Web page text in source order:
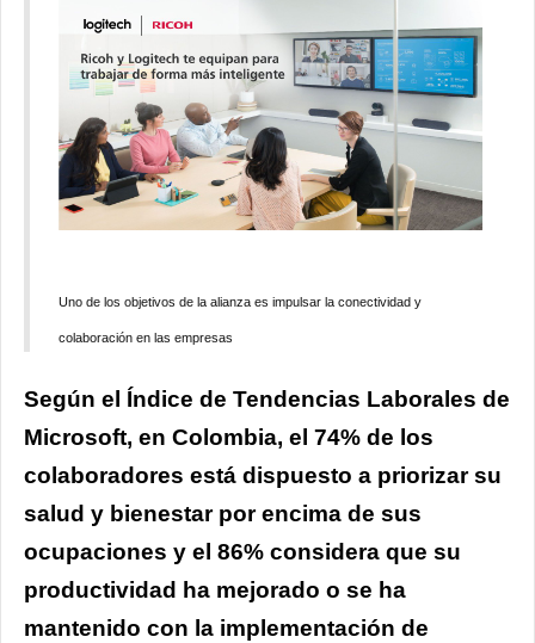
Uno de los objetivos de la alianza es impulsar la conectividad y
colaboración en las empresas
Según el Índice de Tendencias Laborales de
Microsoft, en Colombia, el 74% de los
colaboradores está dispuesto a priorizar su
salud y bienestar por encima de sus
ocupaciones y el 86% considera que su
productividad ha mejorado o se ha
mantenido con la implementación de